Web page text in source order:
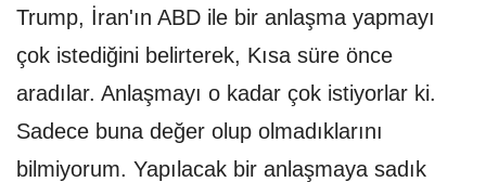
Trump, İran'ın ABD ile bir anlaşma yapmayı
çok istediğini belirterek, Kısa süre önce
aradılar. Anlaşmayı o kadar çok istiyorlar ki.
Sadece buna değer olup olmadıklarını
bilmiyorum. Yapılacak bir anlaşmaya sadık